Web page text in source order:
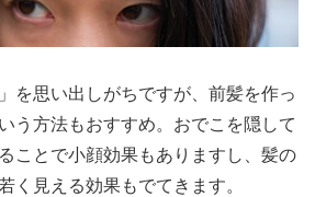
を思い出しがちですが、前髪を作っ
う方法もおすすめ。おでこを隠して
ことで小顔効果もありますし、髪の
く見える効果もでてきます。